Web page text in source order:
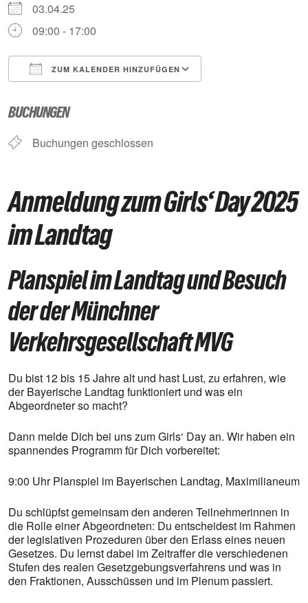
03.04.25
09:00 - 17:00
ZUM KALENDER HINZUFÜGEN
BUCHUNGEN
Buchungen geschlossen
Anmeldung zum Girls‘ Day 2025
im Landtag
Planspiel im Landtag und Besuch
der der Münchner
Verkehrsgesellschaft MVG
Du bist 12 bis 15 Jahre alt und hast Lust, zu erfahren, wie
der Bayerische Landtag funktioniert und was ein
Abgeordneter so macht?
Dann melde Dich bei uns zum Girls‘ Day an. Wir haben ein
spannendes Programm für Dich vorbereitet:
9:00 Uhr Planspiel im Bayerischen Landtag, Maximilianeum
Du schlüpfst gemeinsam den anderen Teilnehmerinnen in
die Rolle einer Abgeordneten: Du entscheidest im Rahmen
der legislativen Prozeduren über den Erlass eines neuen
Gesetzes. Du lernst dabei im Zeitraffer die verschiedenen
Stufen des realen Gesetzgebungsverfahrens und was in
den Fraktionen, Ausschüssen und im Plenum passiert.